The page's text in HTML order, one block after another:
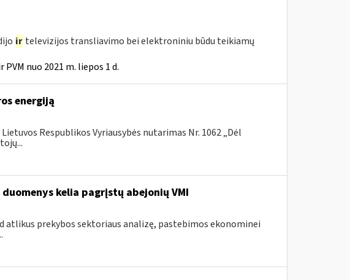
ir televizijos transliavimo bei elektroniniu būdu teikiamų
PVM nuo 2021 m. liepos 1 d.
energiją
Respublikos Vyriausybės nutarimas Nr. 1062 „Dėl
kelia pagrįstų abejonių VMI
atlikus prekybos sektoriaus analizę, pastebimos ekonominei